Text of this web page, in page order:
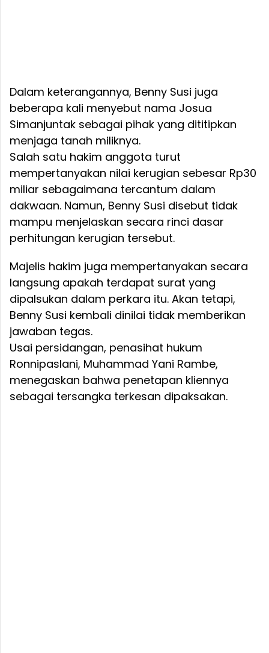
Dalam keterangannya, Benny Susi juga
beberapa kali menyebut nama Josua
Simanjuntak sebagai pihak yang dititipkan
menjaga tanah miliknya.
Salah satu hakim anggota turut
mempertanyakan nilai kerugian sebesar Rp30
miliar sebagaimana tercantum dalam
dakwaan. Namun, Benny Susi disebut tidak
mampu menjelaskan secara rinci dasar
perhitungan kerugian tersebut.
Majelis hakim juga mempertanyakan secara
langsung apakah terdapat surat yang
dipalsukan dalam perkara itu. Akan tetapi,
Benny Susi kembali dinilai tidak memberikan
jawaban tegas.
Usai persidangan, penasihat hukum
Ronnipaslani, Muhammad Yani Rambe,
menegaskan bahwa penetapan kliennya
sebagai tersangka terkesan dipaksakan.